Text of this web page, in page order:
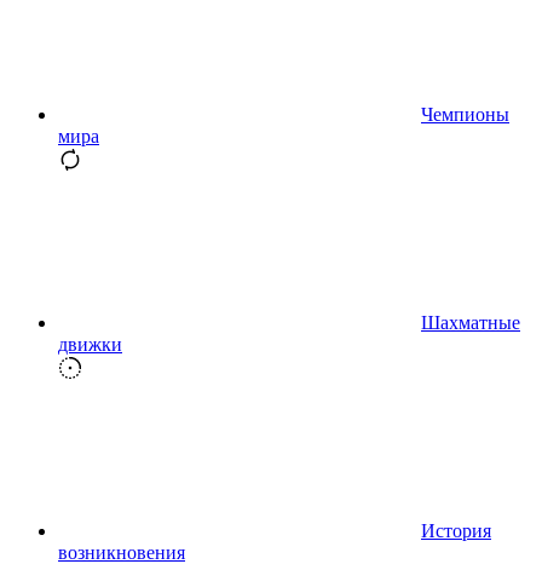
Чемпионы
мира
Шахматные
движки
История
возникновения